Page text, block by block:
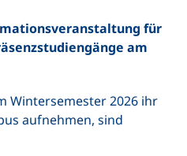
für
am
Wintersemester 2026 ihr
aufnehmen, sind